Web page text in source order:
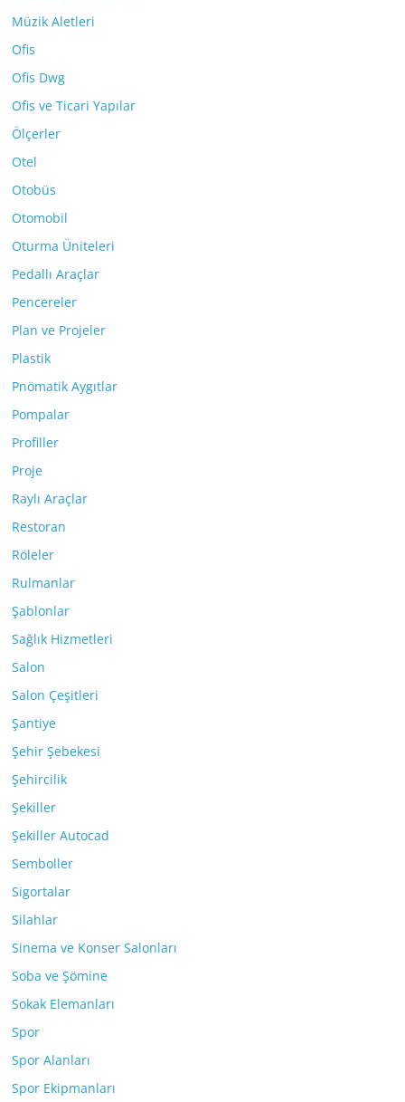
Müzik Aletleri
Ofis
Ofis Dwg
Ofis ve Ticari Yapılar
Ölçerler
Otel
Otobüs
Otomobil
Oturma Üniteleri
Pedallı Araçlar
Pencereler
Plan ve Projeler
Plastik
Pnömatik Aygıtlar
Pompalar
Profiller
Proje
Raylı Araçlar
Restoran
Röleler
Rulmanlar
Şablonlar
Sağlık Hizmetleri
Salon
Salon Çeşitleri
Şantiye
Şehir Şebekesi
Şehircilik
Şekiller
Şekiller Autocad
Semboller
Sigortalar
Silahlar
Sinema ve Konser Salonları
Soba ve Şömine
Sokak Elemanları
Spor
Spor Alanları
Spor Ekipmanları